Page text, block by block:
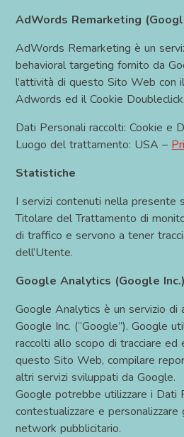
AdWords Remarketing
AdWords Remarketing è un
behavioral targeting fornito da
l’attività di questo Sito Web con
Adwords ed il Cookie Doubleclick.
Dati Personali raccolti: Cookie e
Luogo del trattamento: USA –
Statistiche
I servizi contenuti nella presente
Titolare del Trattamento di
di traffico e servono a tener
dell’Utente.
Google Analytics (Google Inc.)
Google Analytics è un servizio di
Google Inc. (“Google”). Google
raccolti allo scopo di tracciare ed
questo Sito Web, compilare
altri servizi sviluppati da Google.
Google potrebbe utilizzare i Dati
contestualizzare e personalizzare
network pubblicitario.